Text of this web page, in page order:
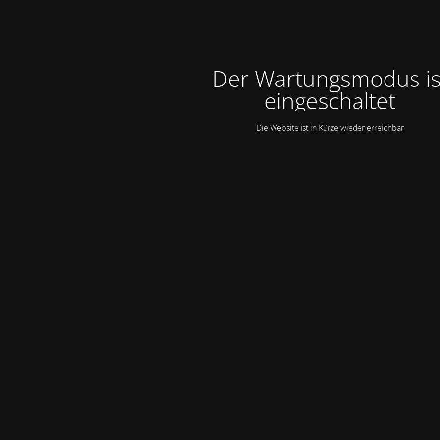
Der Wartungsmodus
eingeschaltet
Die Website ist in Kürze wieder erreichbar